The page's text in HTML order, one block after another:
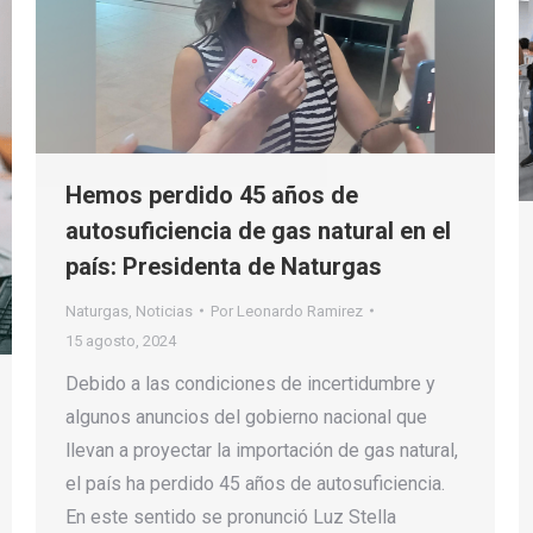
Hemos perdido 45 años de
autosuficiencia de gas natural en el
país: Presidenta de Naturgas
Naturgas Noticias Por Leonardo Ramirez
15 agosto, 2024
Debido a las condiciones de incertidumbre y
algunos anuncios del gobierno nacional que
llevan a proyectar la importación de gas natural,
el país ha perdido 45 años de autosuficiencia.
En este sentido se pronunció Luz Stella